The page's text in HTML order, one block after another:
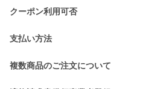
クーポン利用可否
支払い方法
複数商品のご注文について